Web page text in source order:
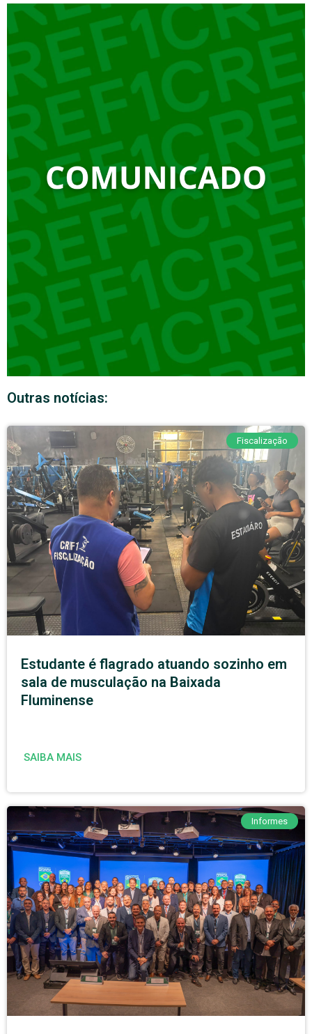
Outras notícias:
Fiscalização
Estudante é flagrado atuando sozinho em
sala de musculação na Baixada
Fluminense
SAIBA MAIS
Informes